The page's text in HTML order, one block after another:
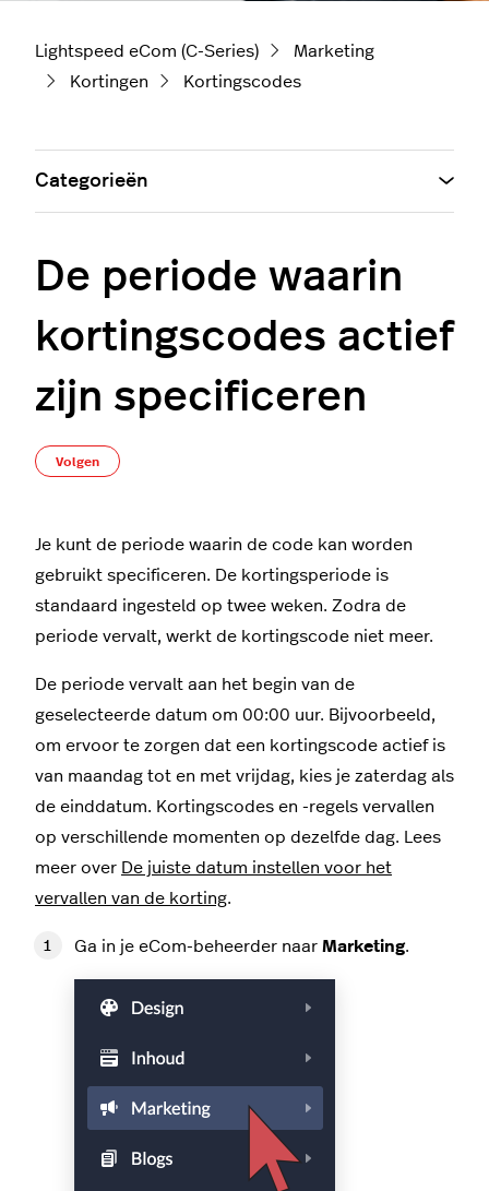
Lightspeed eCom (C-Series)
Marketing
Kortingen
Kortingscodes
De periode waarin
kortingscodes actief
zijn specificeren
Volgen
Je kunt de periode waarin de code kan worden
gebruikt specificeren. De kortingsperiode is
standaard ingesteld op twee weken. Zodra de
periode vervalt, werkt de kortingscode niet meer.
De periode vervalt aan het begin van de
geselecteerde datum om 00:00 uur. Bijvoorbeeld,
om ervoor te zorgen dat een kortingscode actief is
van maandag tot en met vrijdag, kies je zaterdag als
de einddatum. Kortingscodes en -regels vervallen
op verschillende momenten op dezelfde dag. Lees
meer over De juiste datum instellen voor het
vervallen van de korting.
Ga in je eCom-beheerder naar Marketing.
Categorieën